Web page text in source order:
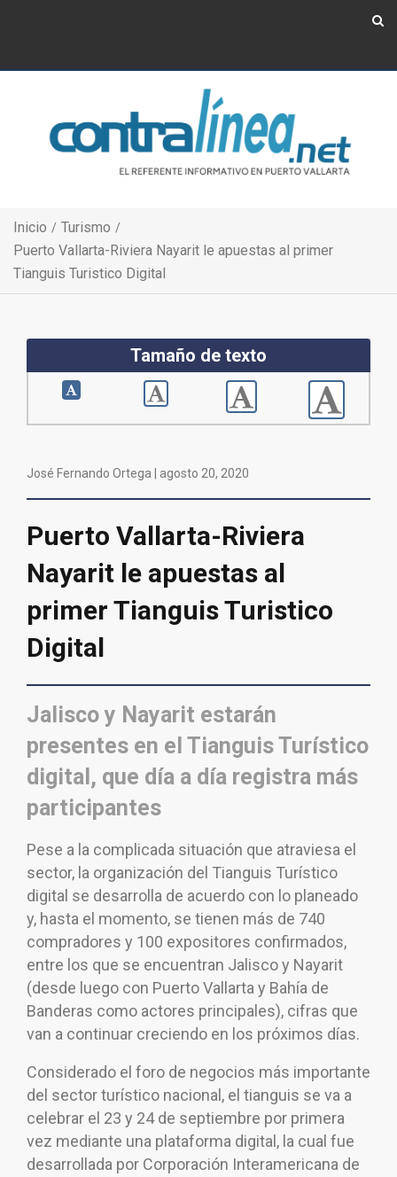
Inicio
Turismo
Puerto Vallarta-Riviera Nayarit le apuestas al primer
Tianguis Turistico Digital
Tamaño de texto
José Fernando Ortega | agosto 20, 2020
Puerto Vallarta-Riviera
Nayarit le apuestas al
primer Tianguis Turistico
Digital
Jalisco y Nayarit estarán
presentes en el Tianguis Turístico
digital, que día a día registra más
participantes
Pese a la complicada situación que atraviesa el
sector, la organización del Tianguis Turístico
digital se desarrolla de acuerdo con lo planeado
y, hasta el momento, se tienen más de 740
compradores y 100 expositores confirmados,
entre los que se encuentran Jalisco y Nayarit
(desde luego con Puerto Vallarta y Bahía de
Banderas como actores principales), cifras que
van a continuar creciendo en los próximos días.
Considerado el foro de negocios más importante
del sector turístico nacional, el tianguis se va a
celebrar el 23 y 24 de septiembre por primera
vez mediante una plataforma digital, la cual fue
desarrollada por Corporación Interamericana de